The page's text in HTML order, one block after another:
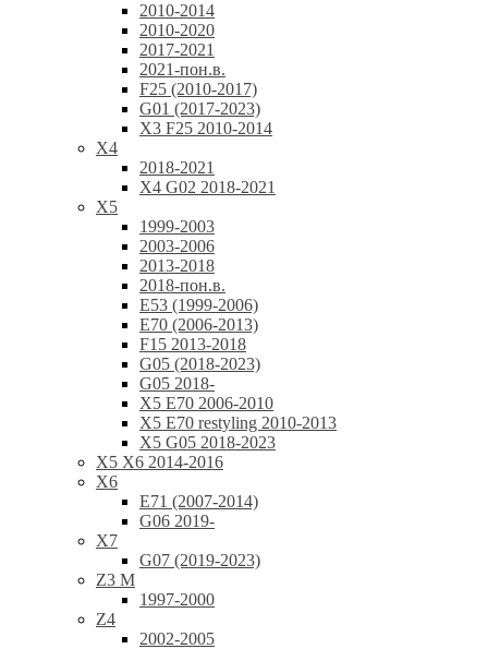
2010-2014
2010-2020
2017-2021
2021-пон.в.
F25 (2010-2017)
G01 (2017-2023)
X3 F25 2010-2014
X4
2018-2021
X4 G02 2018-2021
X5
1999-2003
2003-2006
2013-2018
2018-пон.в.
E53 (1999-2006)
E70 (2006-2013)
F15 2013-2018
G05 (2018-2023)
G05 2018-
X5 E70 2006-2010
X5 E70 restyling 2010-2013
X5 G05 2018-2023
X5 X6 2014-2016
X6
E71 (2007-2014)
G06 2019-
X7
G07 (2019-2023)
Z3 M
1997-2000
Z4
2002-2005